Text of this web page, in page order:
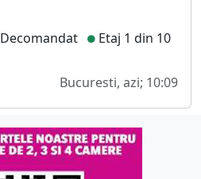
Decomandat
Etaj 1 din 10
Bucuresti, azi; 10:09